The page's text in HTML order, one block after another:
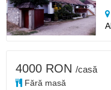
4000 RON /casă
Fără masă